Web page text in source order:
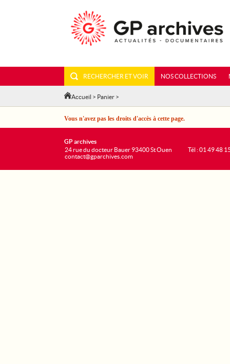
RECHERCHER ET VOIR NOS COLLECTIONS
Accueil > Panier >
Vous n'avez pas les droits d'accès à cette page.
GP archives
24 rue du docteur Bauer 93400 St Ouen
contact@gparchives.com
Tél : 01 49 48